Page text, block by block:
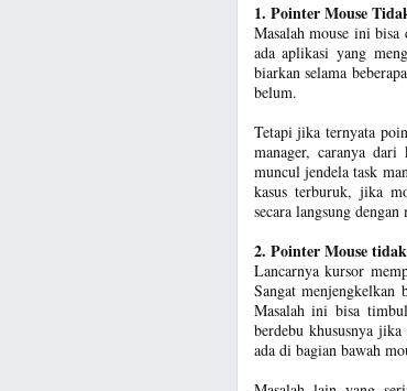
1. Pointer Mouse
Masalah mouse ini bisa
ada aplikasi yang
biarkan selama
belum.
Tetapi jika ternyata
manager, caranya
muncul jendela task
kasus terburuk, jika
secara langsung
2. Pointer Mouse
Lancarnya kursor
Sangat
Masalah ini bisa
berdebu khususnya
ada di bagian bawah